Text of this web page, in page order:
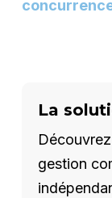
La
gestion